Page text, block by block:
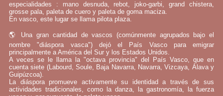
especialidades : mano desnuda, rebot, joko-garbi, grand chistera,
grosse pala, paleta de cuero y paleta de goma maciza.
En vasco, este lugar se llama pilota plaza.
🌎 Una gran cantidad de vascos (comúnmente agrupados bajo el
nombre "diáspora vasca") dejó el País Vasco para emigrar
principalmente a América del Sur y los Estados Unidos.
A veces se le llama la "octava provincia" del País Vasco, que en
cuenta siete (Labourd, Soule, Baja Navarra, Navarra, Vizcaya, Álava y
Guipúzcoa).
La diáspora promueve activamente su identidad a través de sus
actividades tradicionales, como la danza, la gastronomía, la fuerza